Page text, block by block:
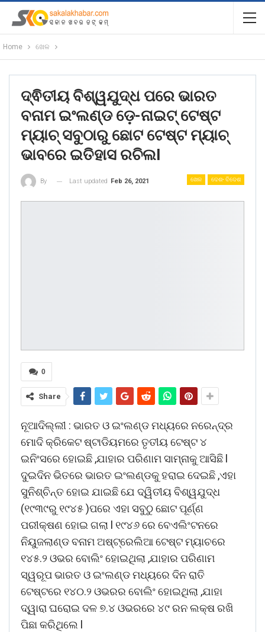
Home ଖେଳ
ଦ୍ଵିତୀୟ ବିଶ୍ୱଯୁଦ୍ଧ ପରେ ଭାରତ
ବନାମ ଇଂଲଣ୍ଡ ଡ଼େ-ନାଇଟ୍ ଟେଷ୍ଟ
ମ୍ୟାଚ୍ ସବୁଠାରୁ ଛୋଟ ଟେଷ୍ଟ ମ୍ୟାଚ୍
ଭାବରେ ଇତିହାସ ରଚିଲl
ଖେଳ ଦେଶ- ବିଦେଶ
By Last updated Feb 26, 2021
0
Share
ନୂଆଦିଲ୍ଲୀ : ଭାରତ ଓ ଇଂଲଣ୍ଡ ମଧ୍ୟରେ ନରେନ୍ଦ୍ର
ମୋଦି କ୍ରିକେଟ ଷ୍ଟାଡିୟମରେ ତୃତୀୟ ଟେଷ୍ଟ ୪
ଇନିଂସରେ ହୋଇଛି ,ଯାହାର ପରିଣାମ ସାମ୍ନାକୁ ଆସିଛି l
ଦୁଇଦିନ ଭିତରେ ଭାରତ ଇଂଲଣ୍ଡକୁ ହରାଇ ଦେଇଛି ,ଏହା
ସୁନିଶ୍ଚିନ୍ତ ହୋଇ ଯାଇଛି ଯେ ଦ୍ୱିତୀୟ ବିଶ୍ୱଯୁଦ୍ଧ
(୧୯୩୯ରୁ ୧୯୪୫ )ପରେ ଏହା ସବୁଠୁ ଛୋଟ ପୂର୍ଣ୍ଣ
ପରୀକ୍ଷଣ ହୋଇ ଗଲା l ୧୯୪୬ ରେ ବେଏଲିଂଟନରେ
ନିୟୁଜଲାଣ୍ଡ ବନାମ ଅଷ୍ଟ୍ରେଲିଆ ଟେଷ୍ଟ ମ୍ୟାଚରେ
୧୪୫.୨ ଓଭର ବୋଲିଂ ହୋଇଥିଲା ,ଯାହାର ପରିଣାମ
ସ୍ୱରୂପ ଭାରତ ଓ ଇଂଲଣ୍ଡ ମଧ୍ୟରେ ଦିନ ରାତି
ଟେଷ୍ଟରେ ୧୪୦.୨ ଓଭରର ବୋଲିଂ ହୋଇଥିଲା ,ଯାହା
ଦ୍ୱାରା ଘରୋଇ ଦଳ ୭.୪ ଓଭରରେ ୪୯ ରନ ଲକ୍ଷ ରଖି
ପିଛା କରିଥିଲେ l